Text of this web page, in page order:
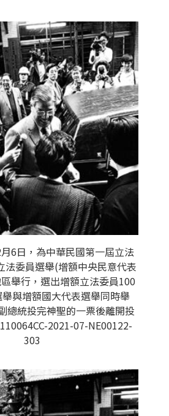
6日，為中華民國第一屆立法
法委員選舉(增額中央民意代表
舉行，選出增額立法委員100
與增額國大代表選舉同時舉
總統投完神聖的一票後離開投
2021-07-NE00122-
303